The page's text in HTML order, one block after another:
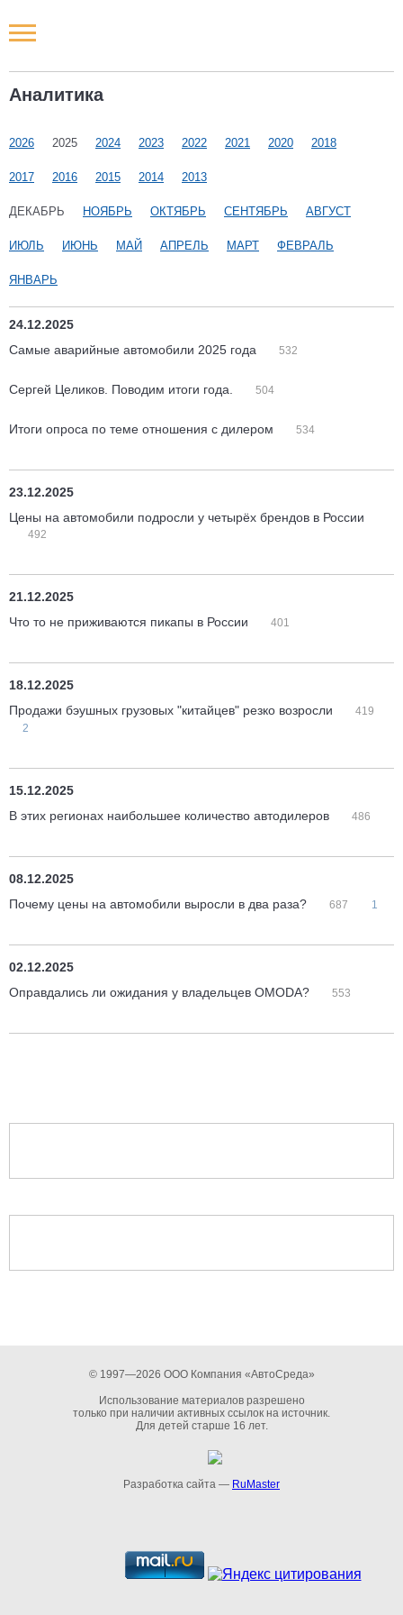
Аналитика
2026 2025 2024 2023 2022 2021 2020 2018
2017 2016 2015 2014 2013
ДЕКАБРЬ НОЯБРЬ ОКТЯБРЬ СЕНТЯБРЬ АВГУСТ
ИЮЛЬ ИЮНЬ МАЙ АПРЕЛЬ МАРТ ФЕВРАЛЬ
ЯНВАРЬ
24.12.2025
Самые аварийные автомобили 2025 года
532
Сергей Целиков. Поводим итоги года. 504
Итоги опроса по теме отношения с дилером 534
23.12.2025
Цены на автомобили подросли у четырёх брендов в России
492
21.12.2025
Что то не приживаются пикапы в России
401
18.12.2025
Продажи бэушных грузовых "китайцев" резко возросли
419
2
15.12.2025
В этих регионах наибольшее количество автодилеров
486
08.12.2025
Почему цены на автомобили выросли в два раза?
687 1
02.12.2025
Оправдались ли ожидания у владельцев OMODA?
553
© 1997—2026 ООО Компания «АвтоСреда»
Использование материалов разрешено
только при наличии активных ссылок на источник.
Для детей старше 16 лет.
Разработка сайта — RuMaster
Новости РФ
Наши мероприятия
Статьи